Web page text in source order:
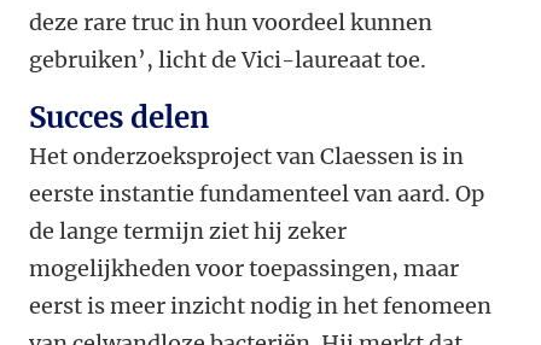
deze rare truc in hun voordeel kunnen
gebruiken’, licht de Vici-laureaat toe.
Succes delen
Het onderzoeksproject van Claessen is in
eerste instantie fundamenteel van aard. Op
de lange termijn ziet hij zeker
mogelijkheden voor toepassingen, maar
eerst is meer inzicht nodig in het fenomeen